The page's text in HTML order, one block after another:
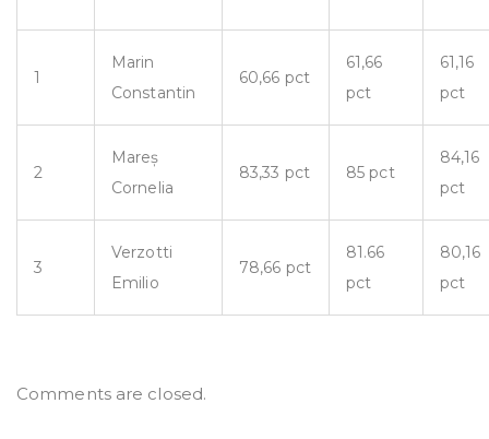
1
Marin
Constantin
60,66 pct
61,66
pct
61,16
pct
2
Mareș
Cornelia
83,33 pct 85 pct
84,16
pct
3
Verzotti
Emilio
78,66 pct
81.66
pct
80,16
pct
Comments are closed.